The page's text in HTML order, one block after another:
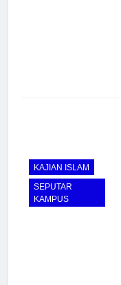
KAJIAN ISLAM
SEPUTAR
KAMPUS